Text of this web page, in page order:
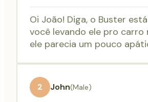
Oi João! Diga, o Buster
você levando ele pro carro
ele parecia um pouco
2 John(Male)